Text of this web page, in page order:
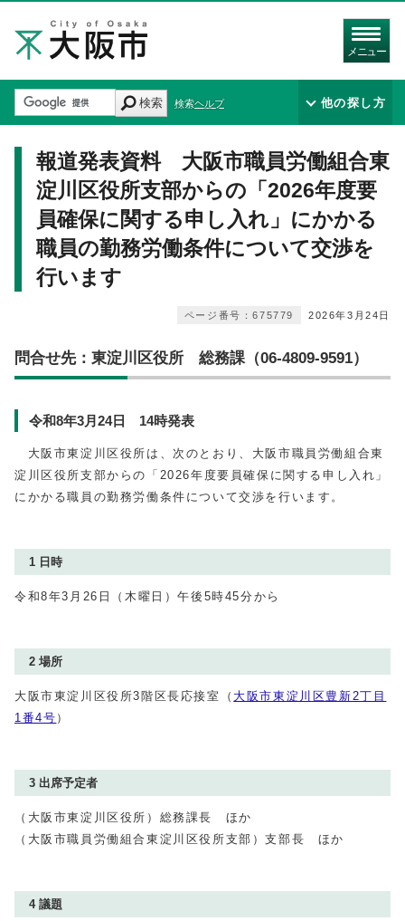
メニュー
検索 検索ヘルプ 他の探し方
報道発表資料 大阪市職員労働組合東
淀川区役所支部からの「2026年度要
員確保に関する申し入れ」にかかる
職員の勤務労働条件について交渉を
行います
2026年3月24日
ページ番号：675779
問合せ先：東淀川区役所 総務課（06-4809-9591）
令和8年3月24日 14時発表
大阪市東淀川区役所は、次のとおり、大阪市職員労働組合東
淀川区役所支部からの「2026年度要員確保に関する申し入れ」
にかかる職員の勤務労働条件について交渉を行います。
1 日時
令和8年3月26日（木曜日）午後5時45分から
2 場所
大阪市東淀川区役所3階区長応接室（ 大阪市東淀川区豊新2丁目
1番4号 ）
3 出席予定者
（大阪市東淀川区役所）総務課長 ほか
（大阪市職員労働組合東淀川区役所支部）支部長 ほか
4 議題